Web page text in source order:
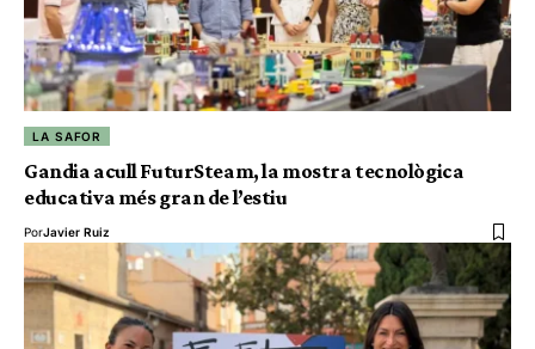
LA SAFOR
Gandia acull FuturSteam, la mostra tecnològica
educativa més gran de l’estiu
PorJavier Ruiz